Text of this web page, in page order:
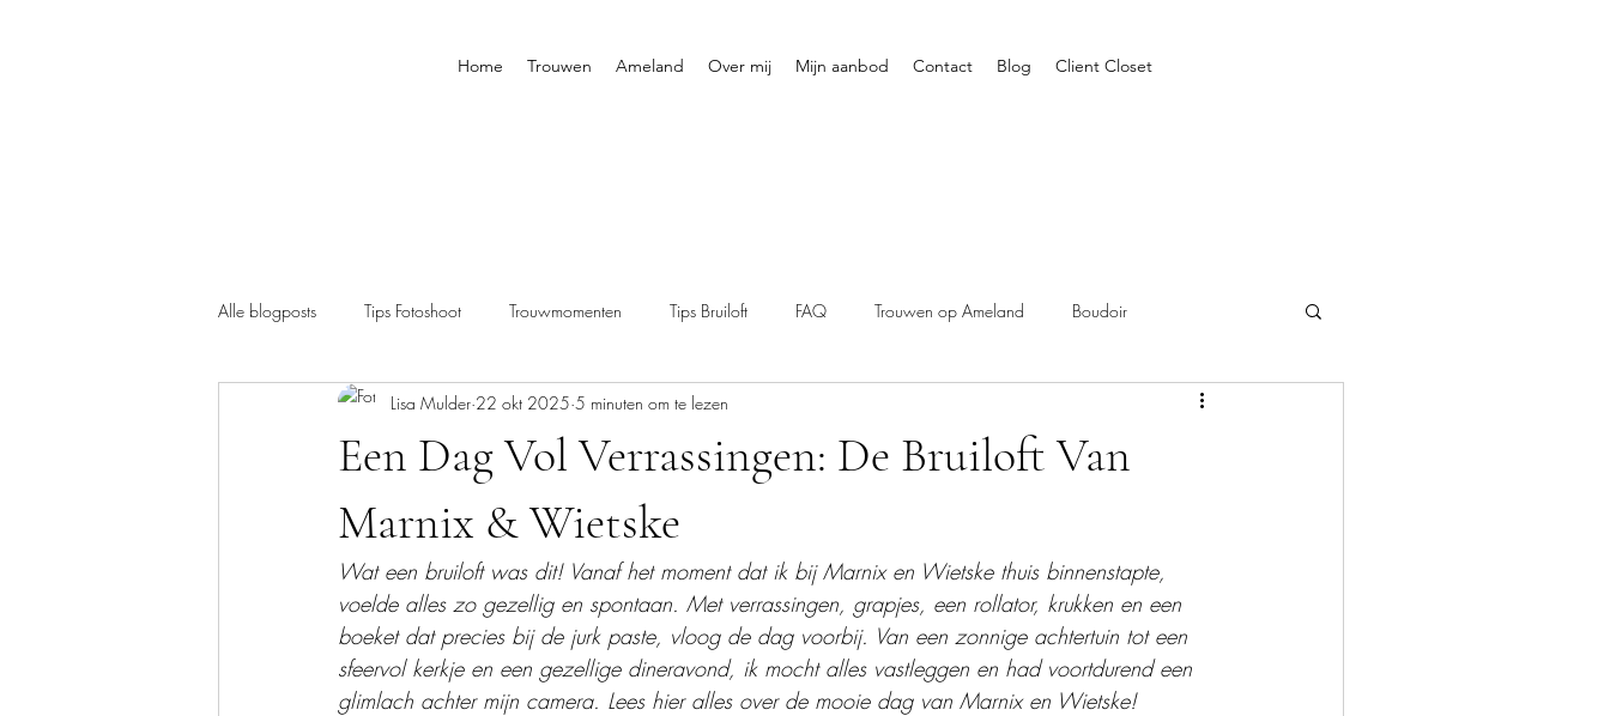
Home Trouwen Ameland Over mij Mijn aanbod Contact Blog Client Closet
Alle blogposts Tips Fotoshoot Trouwmomenten Tips Bruiloft FAQ Trouwen op Ameland Boudoir
Een Dag Vol Verrassingen: De Bruiloft Van
Marnix & Wietske
Lisa Mulder 22 okt 2025 5 minuten om te lezen
Wat een bruiloft was dit! Vanaf het moment dat ik bij Marnix en Wietske thuis binnenstapte,
voelde alles zo gezellig en spontaan. Met verrassingen, grapjes, een rollator, krukken en een
boeket dat precies bij de jurk paste, vloog de dag voorbij. Van een zonnige achtertuin tot een
sfeervol kerkje en een gezellige dineravond, ik mocht alles vastleggen en had voortdurend een
glimlach achter mijn camera. Lees hier alles over de mooie dag van Marnix en Wietske!